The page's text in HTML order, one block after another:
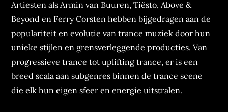
Artiesten als Armin van Buuren, Tiësto, Above &
Beyond en Ferry Corsten hebben bijgedragen aan de
populariteit en evolutie van trance muziek door hun
unieke stijlen en grensverleggende producties. Van
progressieve trance tot uplifting trance, er is een
breed scala aan subgenres binnen de trance scene
die elk hun eigen sfeer en energie uitstralen.